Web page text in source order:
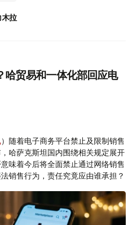
木拉
哈贸易和一体化部回应电
）随着电子商务平台禁止及限制销售
哈萨克斯坦国内围绕相关规定展开
味着今后将全面禁止通过网络销售
销售行为，责任究竟应由谁承担？